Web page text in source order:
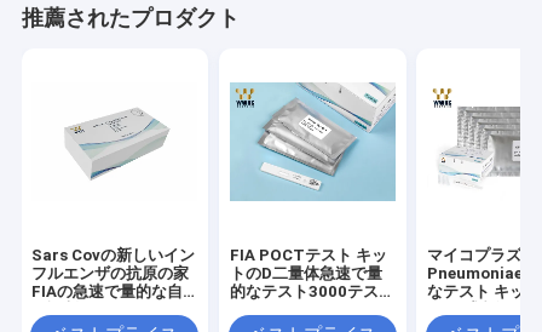
推薦されたプロダクト
Sars Covの新しいイン
フルエンザの抗原の家
FIAの急速で量的な自
FIA POCTテスト キッ
トのD二量体急速で量
的なテスト3000テス
マイコプラズマ
Pneumoniae
なテスト キッ